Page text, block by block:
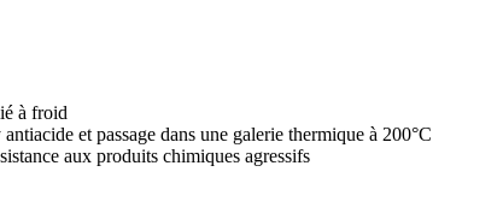
à froid
et passage dans une galerie thermique à 200°C
aux produits chimiques agressifs